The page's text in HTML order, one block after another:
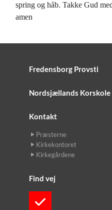
spring og håb. Takke Gud
amen
Fredensborg Provsti
Nordsjællands Korskole
Kontakt
Præsterne
Kirkekontoret
Kirkegårdene
Find vej